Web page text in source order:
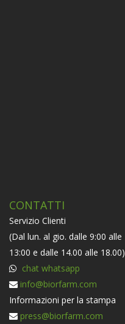
CONTATTI
Servizio Clienti
(Dal lun. al gio. dalle 9:00 alle
13:00 e dalle 14.00 alle 18.00)
chat whatsapp
info@biorfarm.com
Informazioni per la stampa
press@biorfarm.com